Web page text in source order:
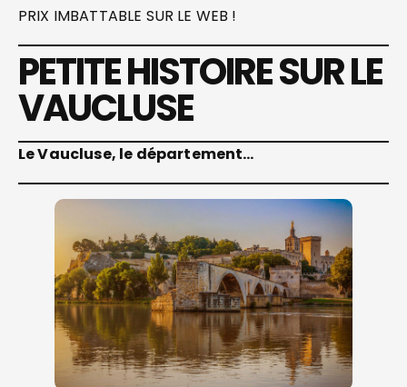
PRIX IMBATTABLE SUR LE WEB !
PETITE HISTOIRE SUR LE
VAUCLUSE
Le Vaucluse, le département…